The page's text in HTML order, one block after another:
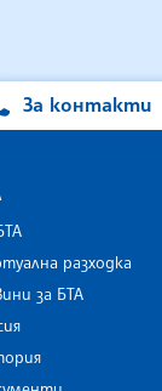
За контакти
разходка
за БТА